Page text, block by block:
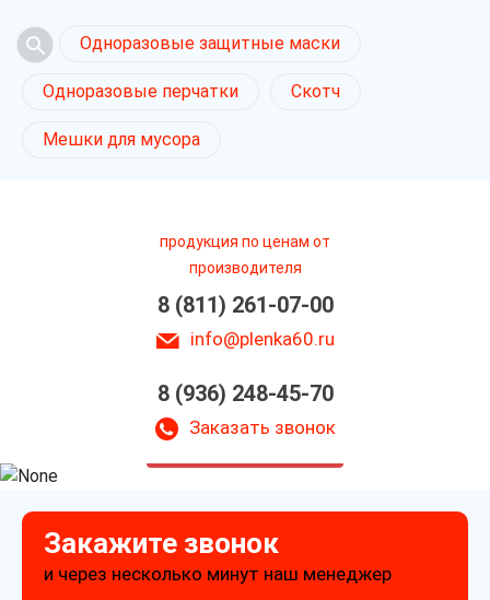
Одноразовые защитные маски
Одноразовые перчатки Скотч
Мешки для мусора
продукция по ценам от
производителя
8 (811) 261-07-00
info@plenka60.ru
8 (936) 248-45-70
Заказать звонок
Полиэтиленовая
упаковка в Пскове
Закажите звонок
и через несколько минут наш менеджер